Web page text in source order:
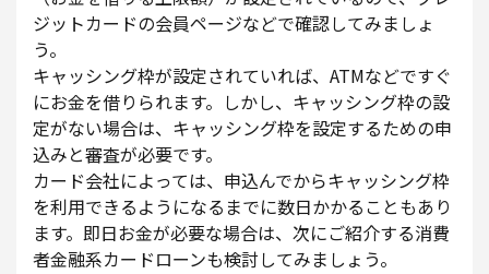
ジットカードの会員ページなどで確認してみましょ
う。
キャッシング枠が設定されていれば、ATMなどですぐ
にお金を借りられます。しかし、キャッシング枠の設
定がない場合は、キャッシング枠を設定するための申
込みと審査が必要です。
カード会社によっては、申込んでからキャッシング枠
を利用できるようになるまでに数日かかることもあり
ます。即日お金が必要な場合は、次にご紹介する消費
者金融系カードローンも検討してみましょう。